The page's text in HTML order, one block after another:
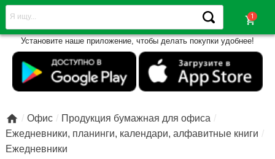
shopping_cart
Установите наше приложение, чтобы делать покупки удобнее!
 Офис
Продукция бумажная для офиса
Ежедневники, планинги, календари, алфавитные книги
Ежедневники